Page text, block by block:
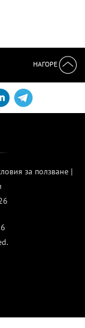
НАГОРЕ
за ползване|